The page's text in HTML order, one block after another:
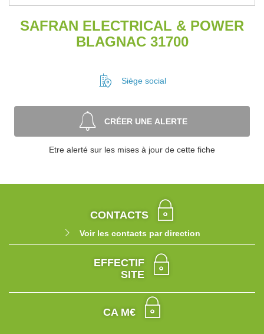
SAFRAN ELECTRICAL & POWER
BLAGNAC 31700
Siège social
CRÉER UNE ALERTE
Etre alerté sur les mises à jour de cette fiche
CONTACTS
Voir les contacts par direction
EFFECTIF
SITE
CA M€